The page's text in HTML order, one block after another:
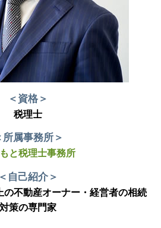
＜資格＞
税理士
所属事務所＞
と税理士事務所
＜自己紹介＞
の不動産オーナー・経営者の相続
対策の専門家